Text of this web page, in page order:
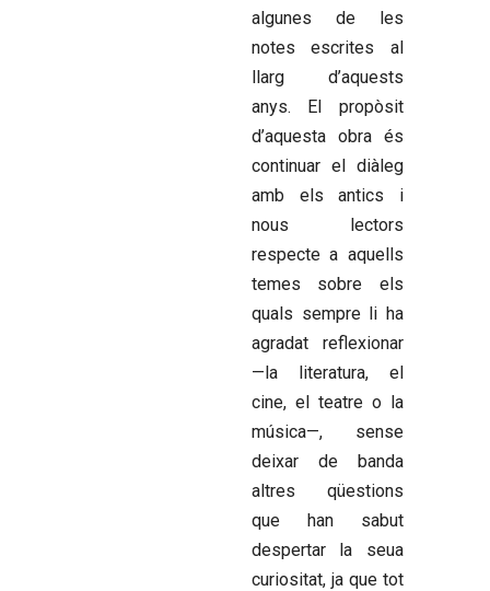
algunes de les
notes escrites al
llarg d’aquests
anys. El propòsit
d’aquesta obra és
continuar el diàleg
amb els antics i
nous lectors
respecte a aquells
temes sobre els
quals sempre li ha
agradat reflexionar
—la literatura, el
cine, el teatre o la
música—, sense
deixar de banda
altres qüestions
que han sabut
despertar la seua
curiositat, ja que tot